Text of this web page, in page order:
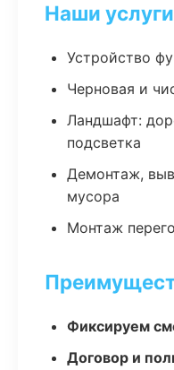
Наши услуги
Устройство
Черновая и
Ландшафт:
подсветка
Демонтаж,
мусора
Монтаж
Фиксируем
Договор и